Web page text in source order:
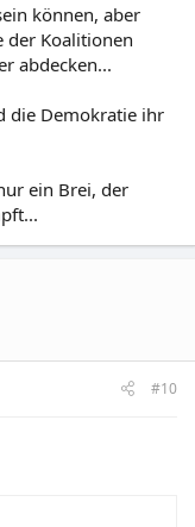
können, aber
der Koalitionen
abdecken...
die Demokratie ihr
ein Brei, der
#10